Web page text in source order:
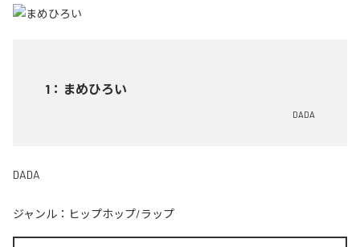
1 ： まめひろい
DADA
DADA
ジャンル： ヒップホップ/ラップ